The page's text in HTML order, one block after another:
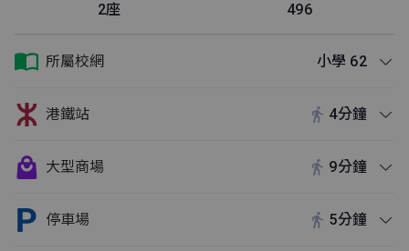
2座 496
所屬校網 小學 62
港鐵站 4分鐘
大型商場 9分鐘
停車場 5分鐘